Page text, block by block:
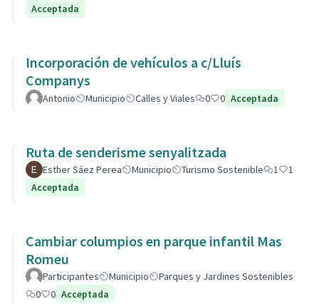
Acceptada
Incorporación de vehículos a c/Lluís
Companys
Antonio Municipio Calles y Viales 0 0 Acceptada
Ruta de senderisme senyalitzada
Esther Sáez Perea Municipio Turismo Sostenible 1
1
Acceptada
Cambiar columpios en parque infantil Mas
Romeu
Participantes Municipio
Parques y Jardines Sostenibles
0
0 Acceptada